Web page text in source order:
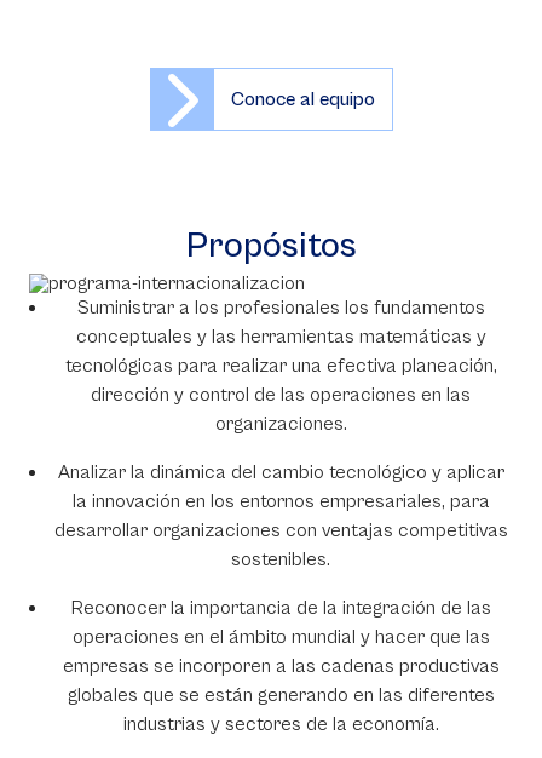
Conoce al equipo
Propósitos
Suministrar a los profesionales los fundamentos
conceptuales y las herramientas matemáticas y
tecnológicas para realizar una efectiva planeación,
dirección y control de las operaciones en las
organizaciones.
Analizar la dinámica del cambio tecnológico y aplicar
la innovación en los entornos empresariales, para
desarrollar organizaciones con ventajas competitivas
sostenibles.
Reconocer la importancia de la integración de las
operaciones en el ámbito mundial y hacer que las
empresas se incorporen a las cadenas productivas
globales que se están generando en las diferentes
industrias y sectores de la economía.